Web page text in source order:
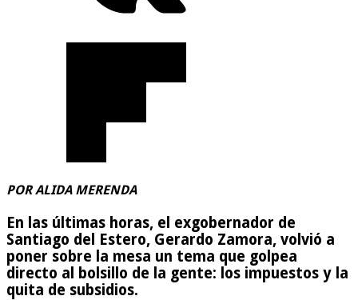
POR ALIDA MERENDA
En las últimas horas, el exgobernador de
Santiago del Estero, Gerardo Zamora, volvió a
poner sobre la mesa un tema que golpea
directo al bolsillo de la gente: los impuestos y la
quita de subsidios.